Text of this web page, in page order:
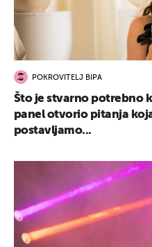
POKROVITELJ BIPA
Što je stvarno potrebno
panel otvorio pitanja
postavljamo...